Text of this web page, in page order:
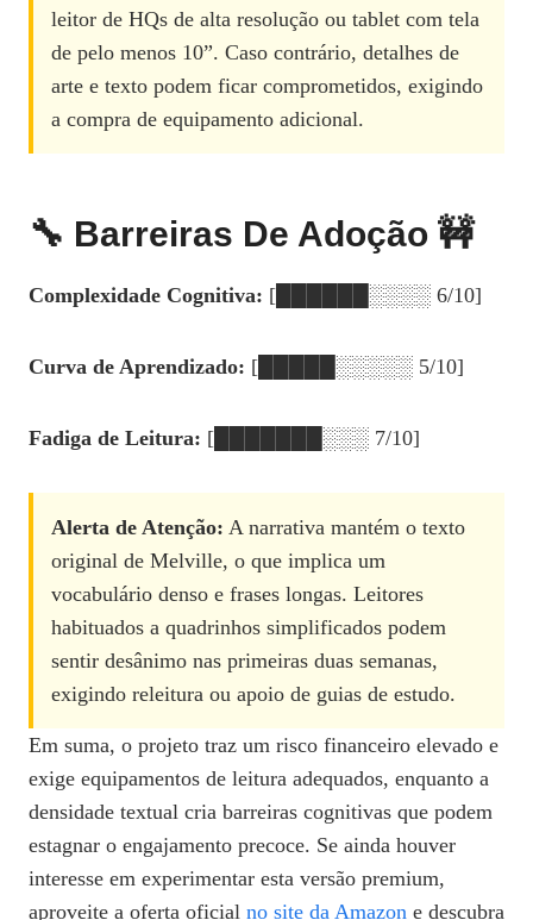
leitor de HQs de alta resolução ou tablet com tela
de pelo menos 10”. Caso contrário, detalhes de
arte e texto podem ficar comprometidos, exigindo
a compra de equipamento adicional.
🔧 Barreiras De Adoção 🚧
Complexidade Cognitiva: [██████░░░░ 6/10]
Curva de Aprendizado: [█████░░░░░ 5/10]
Fadiga de Leitura: [███████░░░ 7/10]
Alerta de Atenção: A narrativa mantém o texto
original de Melville, o que implica um
vocabulário denso e frases longas. Leitores
habituados a quadrinhos simplificados podem
sentir desânimo nas primeiras duas semanas,
exigindo releitura ou apoio de guias de estudo.
Em suma, o projeto traz um risco financeiro elevado e
exige equipamentos de leitura adequados, enquanto a
densidade textual cria barreiras cognitivas que podem
estagnar o engajamento precoce. Se ainda houver
interesse em experimentar esta versão premium,
aproveite a oferta oficial no site da Amazon e descubra